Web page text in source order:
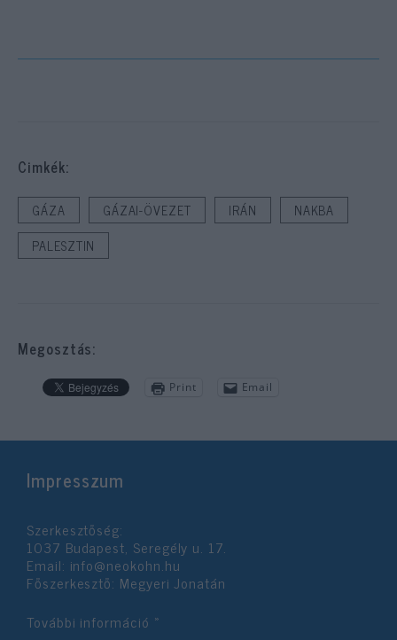
Cimkék:
GÁZA GÁZAI-ÖVEZET IRÁN
NAKBA
PALESZTIN
Megosztás:
Print Email
Impresszum
Szerkesztőség:
1037 Budapest, Seregély u. 17.
Email: info@neokohn.hu
Főszerkesztő: Megyeri Jonatán
További információ »